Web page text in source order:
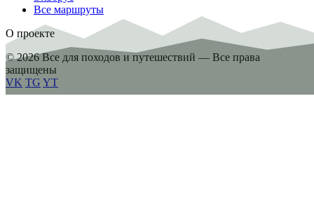
Все маршруты
О проекте
© 2026 Все для походов и путешествий — Все права
защищены
VK TG YT